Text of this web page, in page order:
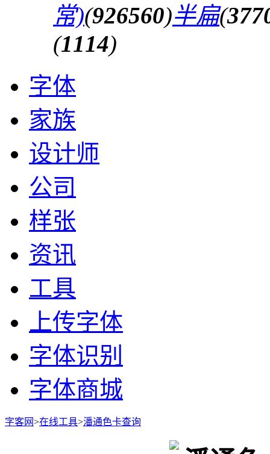
常)(926560)半扁(
(1114)
字体
家族
设计师
公司
样张
资讯
工具
上传字体
字体识别
字体商城
字客网>在线工具>潘通色卡查询